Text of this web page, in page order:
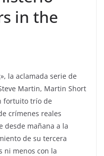
in the
la aclamada serie de
Martin, Martin Short
fortuito trío de
crímenes reales
desde mañana a la
de su tercera
ni menos con la